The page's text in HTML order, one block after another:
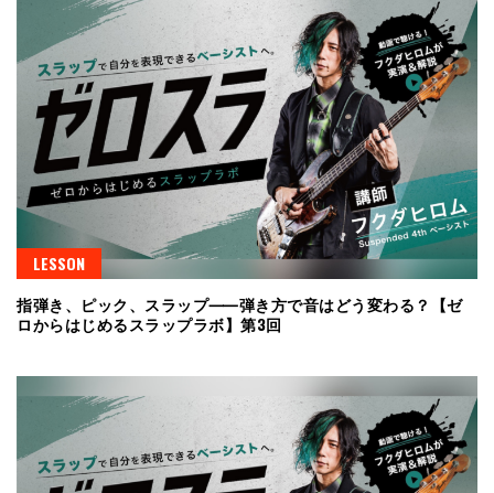
LESSON
指弾き、ピック、スラップ⸺弾き方で音はどう変わる？【ゼ
ロからはじめるスラップラボ】第3回